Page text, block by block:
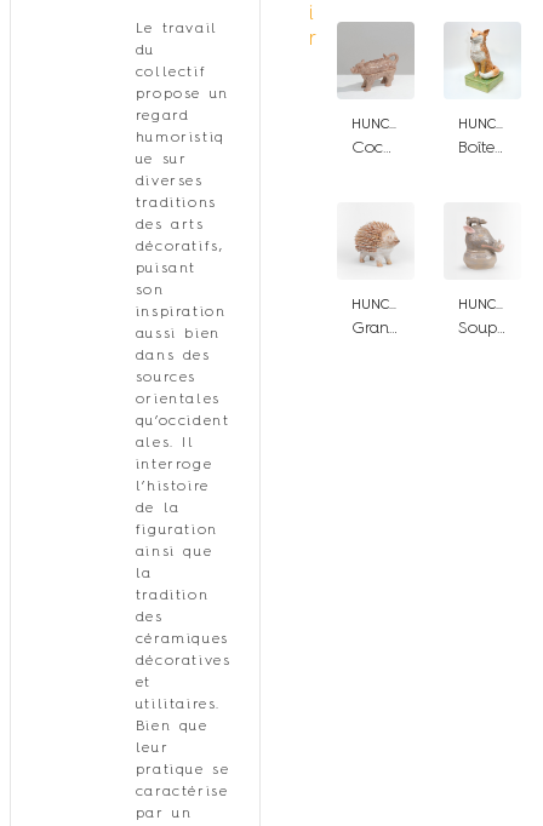
Le travail
du
collectif
propose un
regard
humoristiq
ue sur
diverses
traditions
des arts
décoratifs,
puisant
son
inspiration
aussi bien
dans des
sources
orientales
qu’occident
ales. Il
interroge
l’histoire
de la
figuration
ainsi que
la
tradition
des
céramiques
décoratives
et
utilitaires.
Bien que
leur
pratique se
caractérise
par un
i
r
HUNCHBACK SOCIETY HUNCHBACK SOCIETY
HUNCHBACK SOCIETY HUNCHBACK SOCIETY